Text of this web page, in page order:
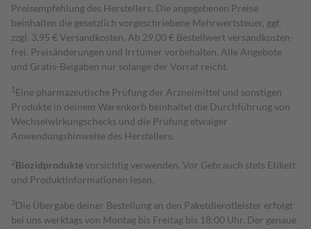
Preisempfehlung des Herstellers. Die angegebenen Preise
beinhalten die gesetzlich vorgeschriebene Mehrwertsteuer, ggf.
zzgl. 3,95 € Versandkosten. Ab 29,00 € Bestell­wert versand­kosten­
frei. Preisänderungen und Irrtümer vorbehalten. Alle Angebote
und Gratis-Beigaben nur solange der Vorrat reicht.
1 Eine pharmazeutische Prüfung der Arzneimittel und sonstigen
Produkte in deinem Warenkorb beinhaltet die Durchführung von
Wechselwirkungschecks und die Prüfung etwaiger
Anwendungshinweise des Herstellers.
2Biozidproduktevorsichtig verwenden. Vor Gebrauch stets Etikett
und Produktinformationen lesen.
3Die Übergabe deiner Bestellung an den Paketdienstleister erfolgt
bei uns werktags von Montag bis Freitag bis 18:00 Uhr. Der genaue